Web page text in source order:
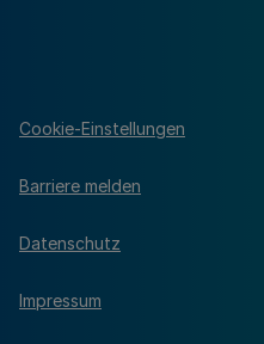
Cookie-Einstellungen
Barriere melden
Datenschutz
Impressum